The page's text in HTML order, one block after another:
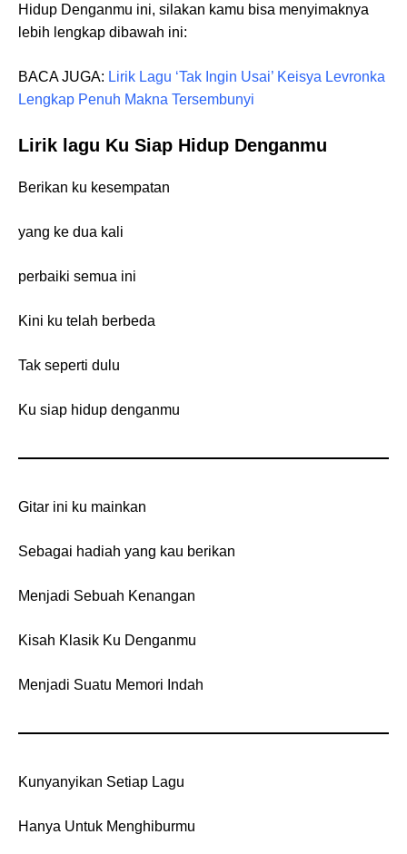
Hidup Denganmu ini, silakan kamu bisa menyimaknya
lebih lengkap dibawah ini:
BACA JUGA: Lirik Lagu ‘Tak Ingin Usai’ Keisya Levronka
Lengkap Penuh Makna Tersembunyi
Lirik lagu Ku Siap Hidup Denganmu
Berikan ku kesempatan
yang ke dua kali
perbaiki semua ini
Kini ku telah berbeda
Tak seperti dulu
Ku siap hidup denganmu
Gitar ini ku mainkan
Sebagai hadiah yang kau berikan
Menjadi Sebuah Kenangan
Kisah Klasik Ku Denganmu
Menjadi Suatu Memori Indah
Kunyanyikan Setiap Lagu
Hanya Untuk Menghiburmu